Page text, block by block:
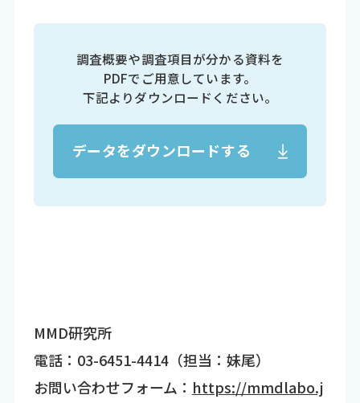
調査概要や調査項目が分かる資料を
PDFでご用意しています。
下記よりダウンロードください。
データをダウンロードする
MMD研究所
電話：03-6451-4414（担当：妹尾）
お問い合わせフォーム： https://mmdlabo.j